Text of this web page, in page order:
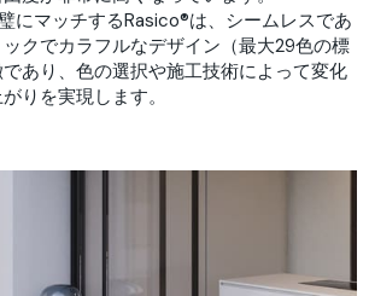
にマッチするRasico®は、シームレスであ
クでカラフルなデザイン（最大29色の標
あり、色の選択や施工技術によって変化
りを実現します。